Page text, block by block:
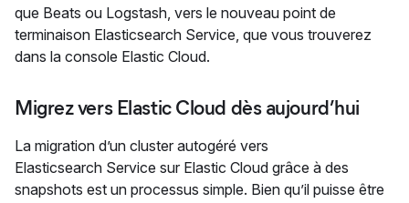
que Beats ou Logstash, vers le nouveau point de
terminaison Elasticsearch Service, que vous trouverez
dans la console Elastic Cloud.
Migrez vers Elastic Cloud dès aujourd’hui
La migration d’un cluster autogéré vers
Elasticsearch Service sur Elastic Cloud grâce à des
snapshots est un processus simple. Bien qu’il puisse être